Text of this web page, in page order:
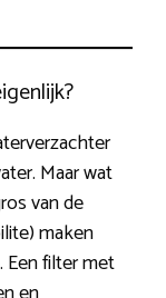
Maar wat
van de
maken
Een filter met